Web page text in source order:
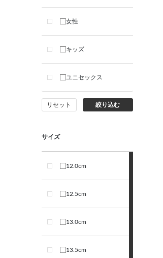
女性
キッズ
ユニセックス
リセット 絞り込む
サイズ
12.0cm
12.5cm
13.0cm
13.5cm